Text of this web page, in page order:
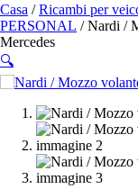
Casa /Ricambi per
PERSONAL / Nardi /
Mercedes
🔍
SOLD OUT